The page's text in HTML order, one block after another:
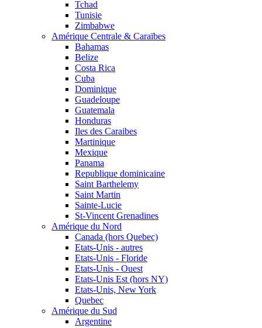
Tchad
Tunisie
Zimbabwe
Amérique Centrale & Caraïbes
Bahamas
Belize
Costa Rica
Cuba
Dominique
Guadeloupe
Guatemala
Honduras
Iles des Caraibes
Martinique
Mexique
Panama
Republique dominicaine
Saint Barthelemy
Saint Martin
Sainte-Lucie
St-Vincent Grenadines
Amérique du Nord
Canada (hors Quebec)
Etats-Unis - autres
Etats-Unis - Floride
Etats-Unis - Ouest
Etats-Unis Est (hors NY)
Etats-Unis, New York
Quebec
Amérique du Sud
Argentine